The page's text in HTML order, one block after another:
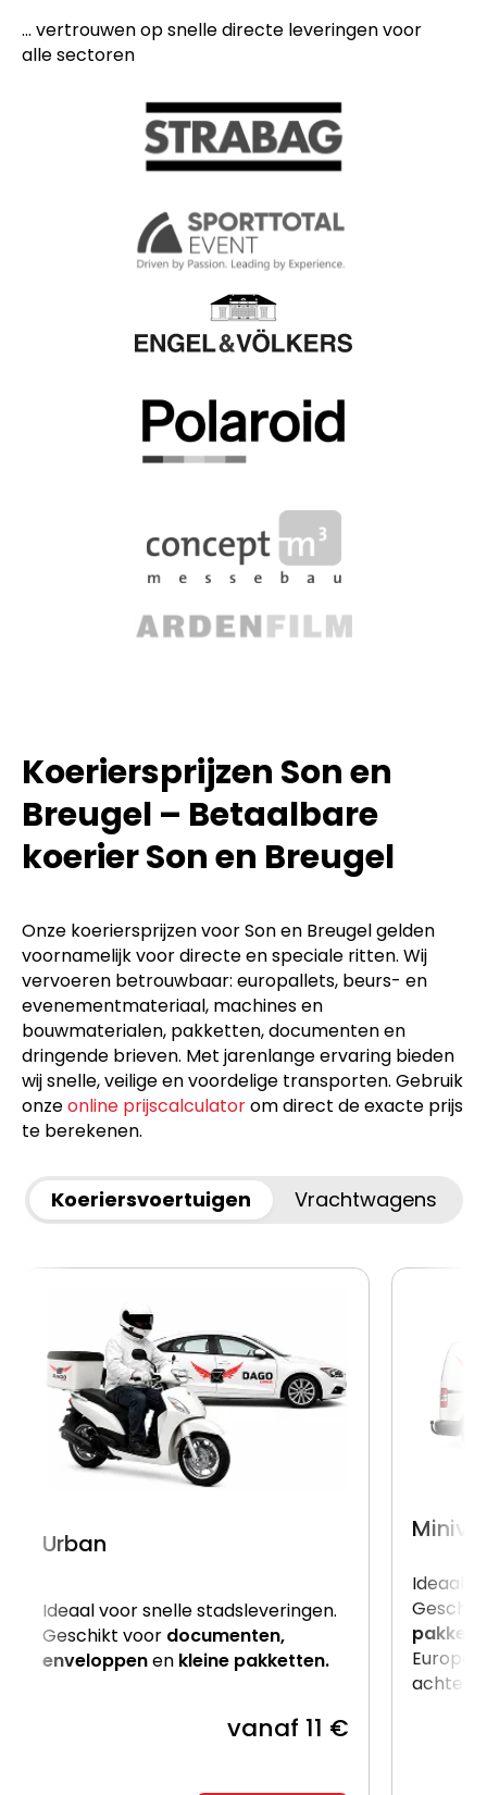
... vertrouwen op snelle directe leveringen voor
alle sectoren
Koeriersprijzen Son en
Breugel – Betaalbare
koerier Son en Breugel
Onze koeriersprijzen voor Son en Breugel gelden
voornamelijk voor directe en speciale ritten. Wij
vervoeren betrouwbaar: europallets, beurs- en
evenementmateriaal, machines en
bouwmaterialen, pakketten, documenten en
dringende brieven. Met jarenlange ervaring bieden
wij snelle, veilige en voordelige transporten. Gebruik
onzeonline prijscalculatorom direct de exacte prijs
te berekenen.
Koeriersvoertuigen Vrachtwagens
Urban
Ideaal voor snelle stadsleveringen.
Geschikt voor documenten,
enveloppenen kleine pakketten.
vanaf 11 €
Ideaal